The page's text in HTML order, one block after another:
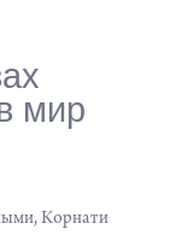
мир
Корнати